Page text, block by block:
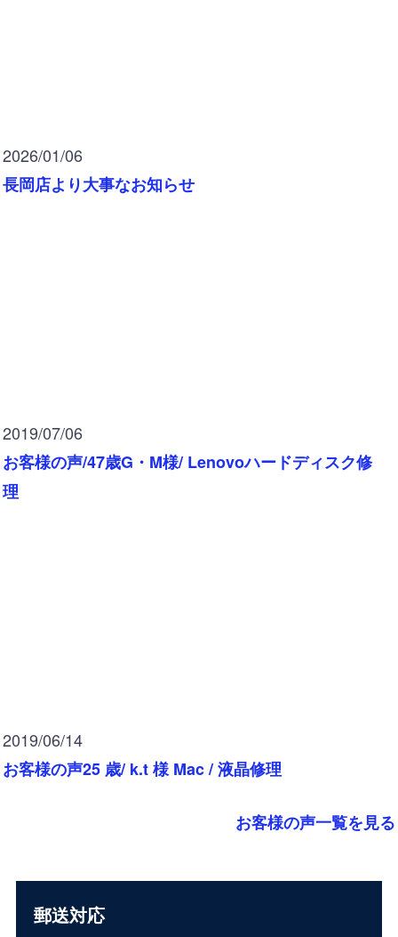
2026/01/06
長岡店より大事なお知らせ
2019/07/06
お客様の声/47歳G・M様/ Lenovoハードディスク修
理
2019/06/14
お客様の声25 歳/ k.t 様 Mac / 液晶修理
お客様の声一覧を見る
郵送対応